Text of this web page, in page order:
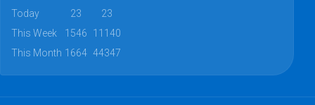
Today
23
23
This Week
1546
11140
This Month 1664 44347